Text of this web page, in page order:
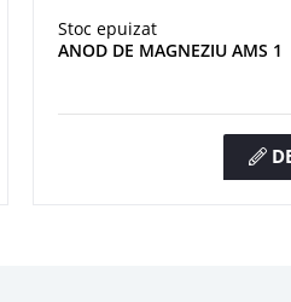
Stoc epuizat
ANOD DE MAGNEZIU AMS 1